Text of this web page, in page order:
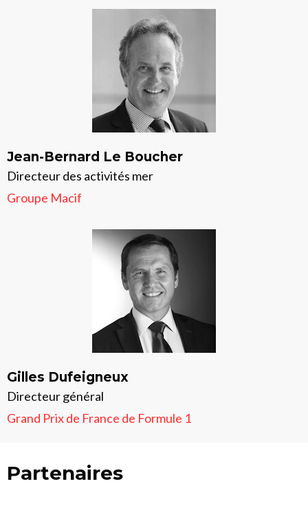
Jean-Bernard Le Boucher
Directeur des activités mer
Groupe Macif
Gilles Dufeigneux
Directeur général
Grand Prix de France de Formule 1
Partenaires